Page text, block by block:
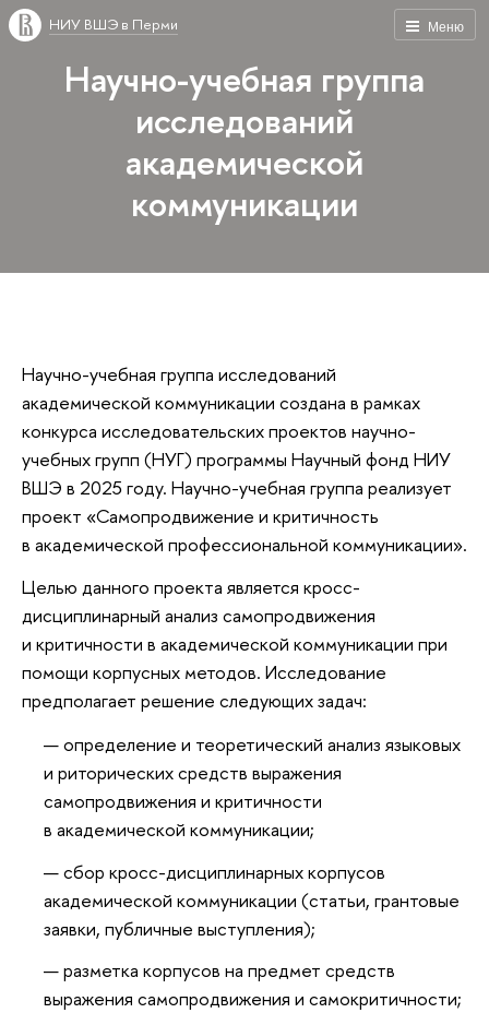
Меню
НИУ ВШЭ в Перми
Научно-учебная группа
исследований
академической
коммуникации
Научно-учебная группа исследований
академической коммуникации создана в рамках
конкурса исследовательских проектов научно-
учебных групп (НУГ) программы Научный фонд НИУ
ВШЭ в 2025 году. Научно-учебная группа реализует
проект «Самопродвижение и критичность
в академической профессиональной коммуникации».
Целью данного проекта является кросс-
дисциплинарный анализ самопродвижения
и критичности в академической коммуникации при
помощи корпусных методов. Исследование
предполагает решение следующих задач:
определение и теоретический анализ языковых
и риторических средств выражения
самопродвижения и критичности
в академической коммуникации;
сбор кросс-дисциплинарных корпусов
академической коммуникации (статьи, грантовые
заявки, публичные выступления);
разметка корпусов на предмет средств
выражения самопродвижения и самокритичности;